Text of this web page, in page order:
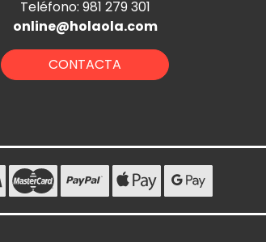
Teléfono: 981 279 301
online@holaola.com
CONTACTA